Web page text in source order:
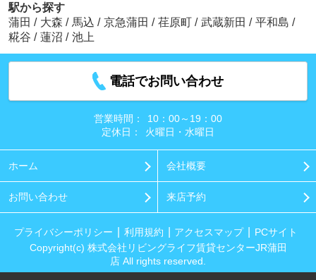
駅から探す
蒲田 / 大森 / 馬込 / 京急蒲田 / 荏原町 / 武蔵新田 / 平和島 /
糀谷 / 蓮沼 / 池上
電話でお問い合わせ
営業時間：
10：00～19：00
定休日：
火曜日・水曜日
ホーム 会社概要
お問い合わせ 来店予約
プライバシーポリシー 利用規約 アクセスマップ
PCサイト
Copyright(c) 株式会社リビングライフ賃貸センターJR蒲田
店 All rights reserved.